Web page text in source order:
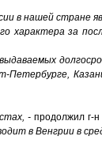
в нашей стране
характера за
Петербурге,
- продолжил г-
в Венгрии в